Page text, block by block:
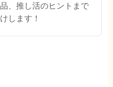
、推し活のヒントまで
します！